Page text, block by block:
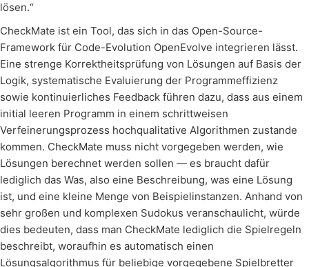
lösen.“
CheckMate ist ein Tool, das sich in das Open-Source-
Framework für Code-Evolution OpenEvolve integrieren lässt.
Eine strenge Korrektheitsprüfung von Lösungen auf Basis der
Logik, systematische Evaluierung der Programmeffizienz
sowie kontinuierliches Feedback führen dazu, dass aus einem
initial leeren Programm in einem schrittweisen
Verfeinerungsprozess hochqualitative Algorithmen zustande
kommen. CheckMate muss nicht vorgegeben werden, wie
Lösungen berechnet werden sollen — es braucht dafür
lediglich das Was, also eine Beschreibung, was eine Lösung
ist, und eine kleine Menge von Beispielinstanzen. Anhand von
sehr großen und komplexen Sudokus veranschaulicht, würde
dies bedeuten, dass man CheckMate lediglich die Spielregeln
beschreibt, woraufhin es automatisch einen
Lösungsalgorithmus für beliebige vorgegebene Spielbretter